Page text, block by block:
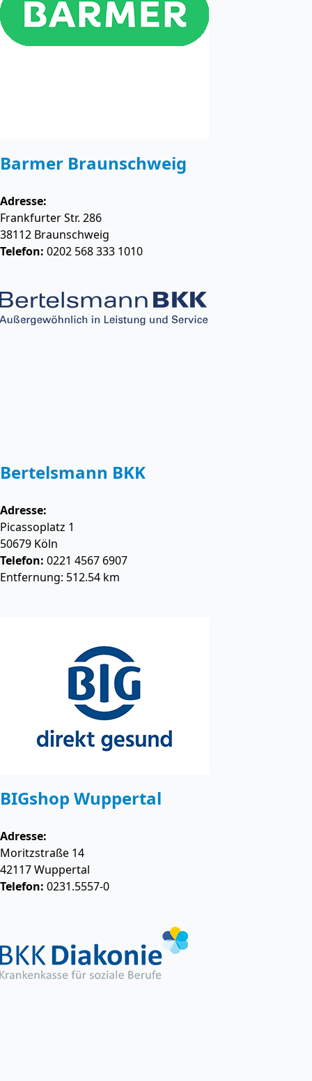
Barmer Braunschweig
Adresse:
Frankfurter Str. 286
38112 Braunschweig
Telefon: 0202 568 333 1010
Bertelsmann BKK
Adresse:
Picassoplatz 1
50679 Köln
Telefon: 0221 4567 6907
Entfernung: 512.54 km
BIGshop Wuppertal
Adresse:
Moritzstraße 14
42117Wuppertal
Telefon: 0231.5557-0